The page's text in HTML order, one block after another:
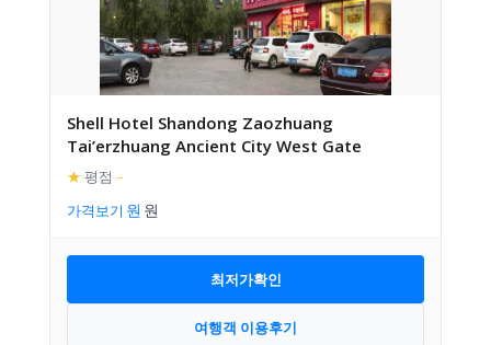
Shell Hotel Shandong Zaozhuang
Tai’erzhuang Ancient City West Gate
★ 평점 –
가격보기
최저가확인
여행객 이용후기